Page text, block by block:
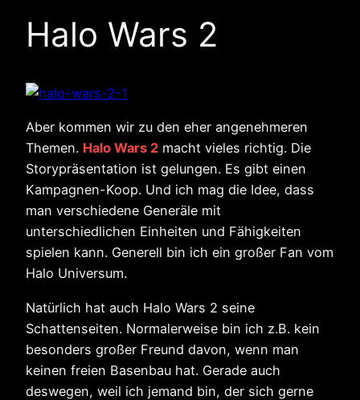
Halo Wars 2
Aber kommen wir zu den eher angenehmeren
Themen. Halo Wars 2 macht vieles richtig. Die
Storypräsentation ist gelungen. Es gibt einen
Kampagnen-Koop. Und ich mag die Idee, dass
man verschiedene Generäle mit
unterschiedlichen Einheiten und Fähigkeiten
spielen kann. Generell bin ich ein großer Fan vom
Halo Universum.
Natürlich hat auch Halo Wars 2 seine
Schattenseiten. Normalerweise bin ich z.B. kein
besonders großer Freund davon, wenn man
keinen freien Basenbau hat. Gerade auch
deswegen, weil ich jemand bin, der sich gerne